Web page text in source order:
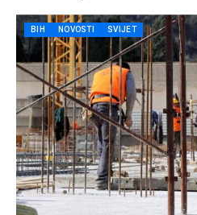
BIH NOVOSTI SVIJET